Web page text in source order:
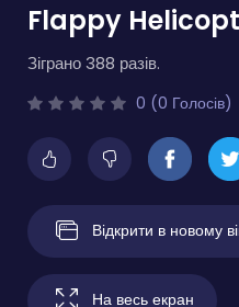
Flappy
Зіграно 388 разів.
0 (0 Голосів)
Відкрити в новому
На весь екран